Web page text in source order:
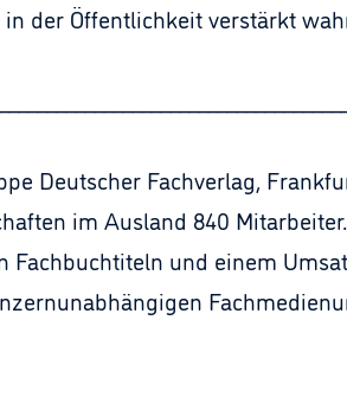
der Öffentlichkeit verstärkt
Deutscher Fachverlag,
im Ausland 840
Fachbuchtiteln und einem